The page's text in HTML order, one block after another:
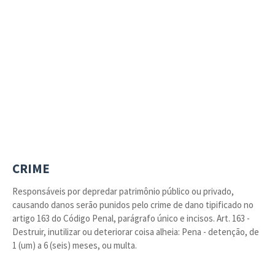
CRIME
Responsáveis por depredar patrimônio público ou privado,
causando danos serão punidos pelo crime de dano tipificado no
artigo 163 do Código Penal, parágrafo único e incisos. Art. 163 -
Destruir, inutilizar ou deteriorar coisa alheia: Pena - detenção, de
1 (um) a 6 (seis) meses, ou multa.